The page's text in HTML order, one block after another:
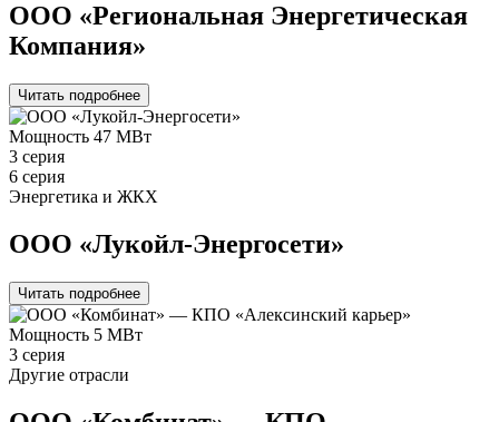
ООО «Региональная Энергетическая
Компания»
Читать подробнее
Мощность 47 МВт
3 серия
6 серия
Энергетика и ЖКХ
ООО «Лукойл-Энергосети»
Читать подробнее
Мощность 5 МВт
3 серия
Другие отрасли